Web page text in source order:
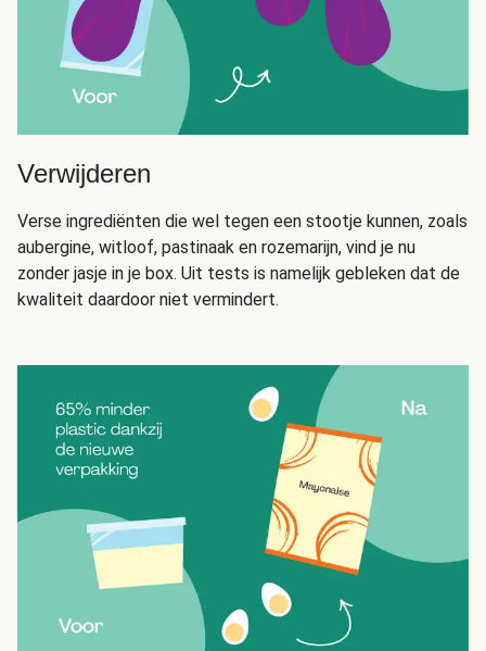
Verwijderen
Verse ingrediënten die wel tegen een stootje kunnen, zoals
aubergine, witloof, pastinaak en rozemarijn, vind je nu
zonder jasje in je box. Uit tests is namelijk gebleken dat de
kwaliteit daardoor niet vermindert.